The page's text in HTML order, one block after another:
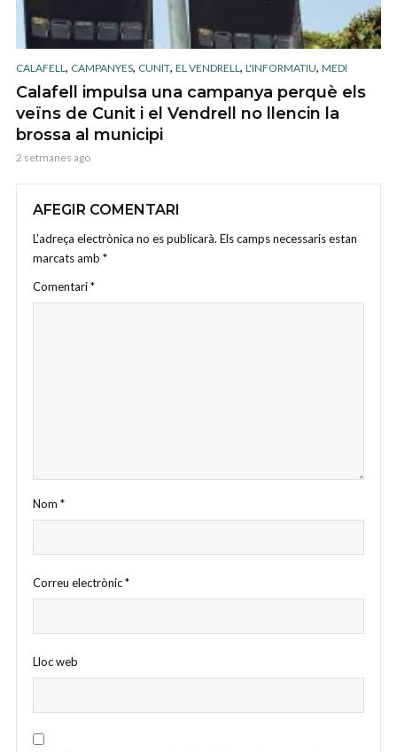
CALAFELL, CAMPANYES, CUNIT, EL VENDRELL, L'INFORMATIU, MEDI
Calafell impulsa una campanya perquè els
veïns de Cunit i el Vendrell no llencin la
brossa al municipi
2 setmanes ago
AFEGIR COMENTARI
L'adreça electrònica no es publicarà. Els camps necessaris estan
marcats amb *
Comentari*
Nom *
Correu electrònic*
Lloc web